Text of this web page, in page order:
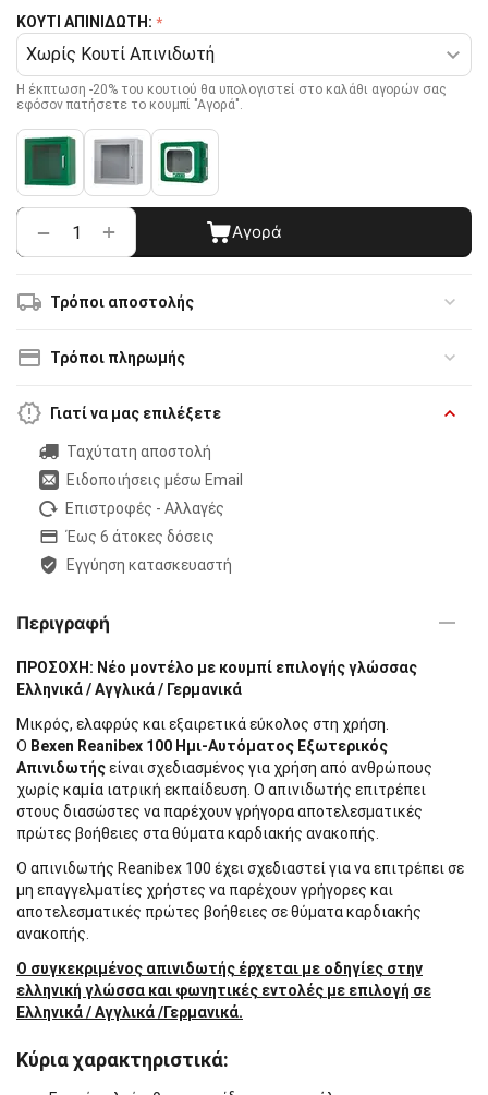
ΚΟΥΤΙ ΑΠΙΝΙΔΩΤΗ:
Η έκπτωση -20% του κουτιού θα υπολογιστεί στο καλάθι αγορών σας
εφόσον πατήσετε το κουμπί "Αγορά".
+
− Αγορά
Τρόποι αποστολής
Τρόποι πληρωμής
Γιατί να μας επιλέξετε
Ταχύτατη αποστολή
Ειδοποιήσεις μέσω Email
Επιστροφές - Αλλαγές
Έως 6 άτοκες δόσεις
Εγγύηση κατασκευαστή
Περιγραφή
ΠΡΟΣΟΧΗ: Νέο μοντέλο με κουμπί επιλογής γλώσσας
Ελληνικά / Αγγλικά / Γερμανικά
Μικρός, ελαφρύς και εξαιρετικά εύκολος στη χρήση.
Ο Bexen Reanibex 100 Ημι-Αυτόματος Εξωτερικός
Απινιδωτήςείναι σχεδιασμένος για χρήση από ανθρώπους
χωρίς καμία ιατρική εκπαίδευση. Ο απινιδωτής επιτρέπει
στους διασώστες να παρέχουν γρήγορα αποτελεσματικές
πρώτες βοήθειες στα θύματα καρδιακής ανακοπής.
Ο απινιδωτής Reanibex 100 έχει σχεδιαστεί για να επιτρέπει σε
μη επαγγελματίες χρήστες να παρέχουν γρήγορες και
αποτελεσματικές πρώτες βοήθειες σε θύματα καρδιακής
ανακοπής.
Ο συγκεκριμένος απινιδωτής έρχεται με οδηγίες στην
ελληνική γλώσσα και φωνητικές εντολές με επιλογή σε
Ελληνικά / Αγγλικά /Γερμανικά.
Κύρια χαρακτηριστικά: